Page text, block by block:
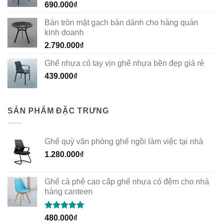
690.000₫
Bàn tròn mặt gạch bàn dành cho hàng quán
kinh doanh
2.790.000₫
Ghế nhựa có tay vịn ghế nhựa bền đẹp giá rẻ
439.000₫
SẢN PHẨM ĐẶC TRƯNG
Ghế quỳ văn phòng ghế ngồi làm việc tại nhà
1.280.000₫
Ghế cà phê cao cấp ghế nhựa có đệm cho nhà
hàng canteen
Rated5.00
480.000₫